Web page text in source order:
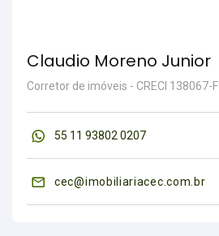
Claudio Moreno Junior
Corretor de imóveis - CRECI 138067-F
55 11 93802 0207
cec@imobiliariacec.com.br